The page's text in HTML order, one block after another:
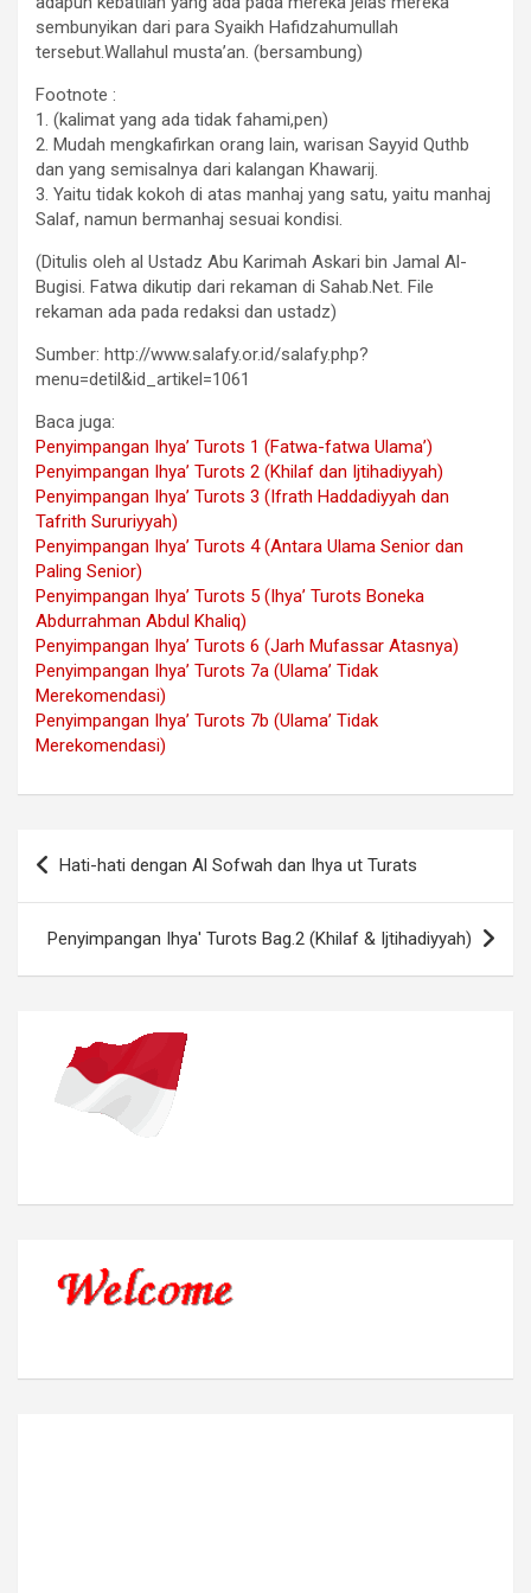
sembunyikan dari para Syaikh Hafidzahumullah
tersebut.Wallahul musta’an. (bersambung)
Footnote :
1. (kalimat yang ada tidak fahami,pen)
2. Mudah mengkafirkan orang lain, warisan Sayyid Quthb
dan yang semisalnya dari kalangan Khawarij.
3. Yaitu tidak kokoh di atas manhaj yang satu, yaitu manhaj
Salaf, namun bermanhaj sesuai kondisi.
(Ditulis oleh al Ustadz Abu Karimah Askari bin Jamal Al-
Bugisi. Fatwa dikutip dari rekaman di Sahab.Net. File
rekaman ada pada redaksi dan ustadz)
Sumber: http://www.salafy.or.id/salafy.php?
menu=detil&id_artikel=1061
Baca juga:
Penyimpangan Ihya’ Turots 1 (Fatwa-fatwa Ulama’)
Penyimpangan Ihya’ Turots 2 (Khilaf dan Ijtihadiyyah)
Penyimpangan Ihya’ Turots 3 (Ifrath Haddadiyyah dan
Tafrith Sururiyyah)
Penyimpangan Ihya’ Turots 4 (Antara Ulama Senior dan
Paling Senior)
Penyimpangan Ihya’ Turots 5 (Ihya’ Turots Boneka
Abdurrahman Abdul Khaliq)
Penyimpangan Ihya’ Turots 6 (Jarh Mufassar Atasnya)
Penyimpangan Ihya’ Turots 7a (Ulama’ Tidak
Merekomendasi)
Penyimpangan Ihya’ Turots 7b (Ulama’ Tidak
Merekomendasi)
Navigasi
pos
Hati-hati dengan Al Sofwah dan Ihya ut Turats
Penyimpangan Ihya' Turots Bag.2 (Khilaf & Ijtihadiyyah)